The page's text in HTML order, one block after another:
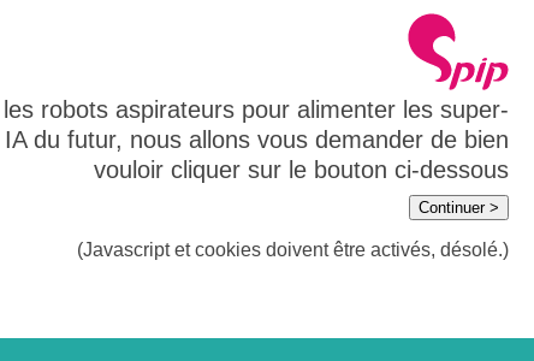
robots aspirateurs pour alimenter les super-
du futur, nous allons vous demander de bien
vouloir cliquer sur le bouton ci-dessous
Continuer >
(Javascript et cookies doivent être activés, désolé.)